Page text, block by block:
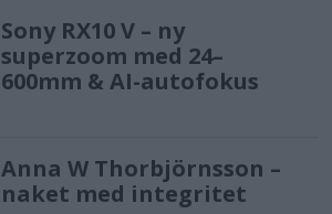
Sony RX10 V – ny
superzoom med 24–
600mm & AI-autofokus
Anna W Thorbjörnsson –
naket med integritet